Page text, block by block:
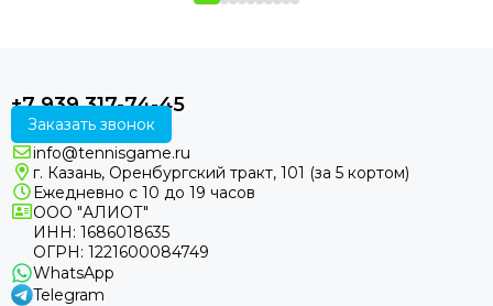
+7 939 317-74-45
Заказать звонок
info@tennisgame.ru
г. Казань, Оренбургский тракт, 101 (за 5 кортом)
Ежедневно с 10 до 19 часов
ООО "АЛИОТ"
ИНН: 1686018635
ОГРН: 1221600084749
WhatsApp
Telegram